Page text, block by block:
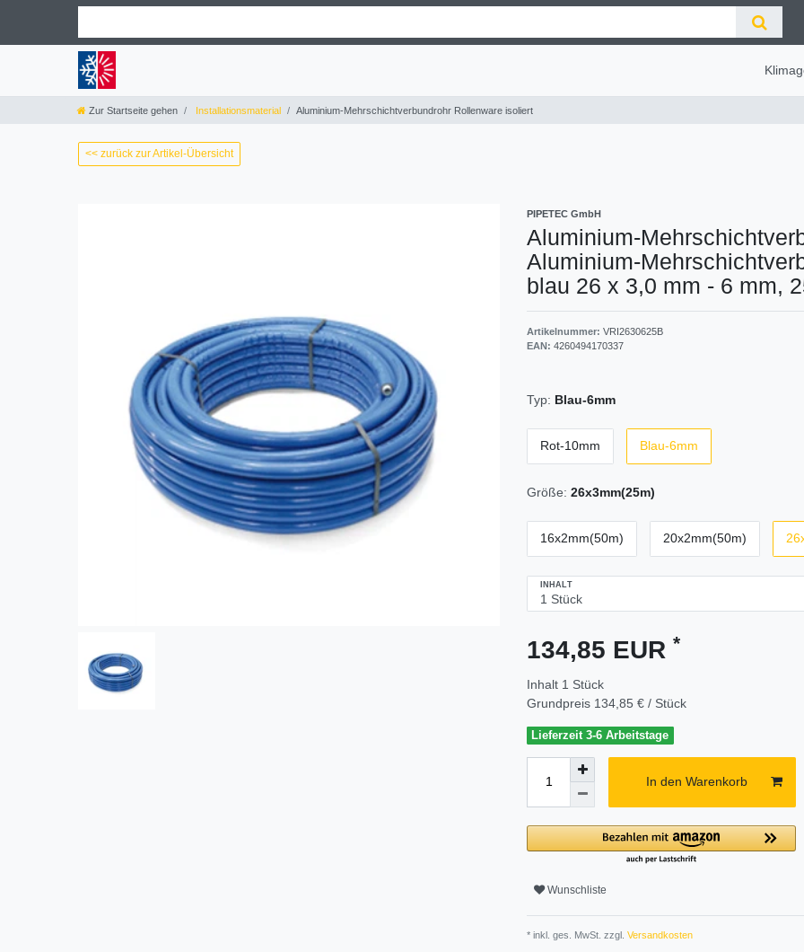
Zur Startseite gehen Installationsmaterial Aluminium-Mehrschichtverbundrohr Rollenware isoliert
<< zurück zur Artikel-Übersicht
PIPETEC GmbH
Aluminium-
Aluminium-
blau 26 x 3,0 mm - 6 mm,
Artikelnummer: VRI2630625B
EAN: 4260494170337
Typ: Blau-6mm
Rot-10mm Blau-6mm
Größe: 26x3mm(25m)
16x2mm(50m) 20x2mm(50m)
INHALT
134,85 EUR *
Inhalt 1 Stück
Grundpreis 134,85 € / Stück
Lieferzeit 3-6 Arbeitstage
In den Warenkorb
Wunschliste
* inkl. ges. MwSt. zzgl. Versandkosten